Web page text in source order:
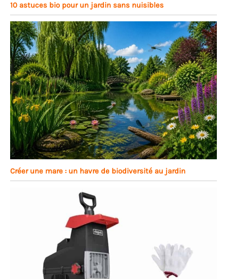
10 astuces bio pour un jardin sans nuisibles
Créer une mare : un havre de biodiversité au jardin